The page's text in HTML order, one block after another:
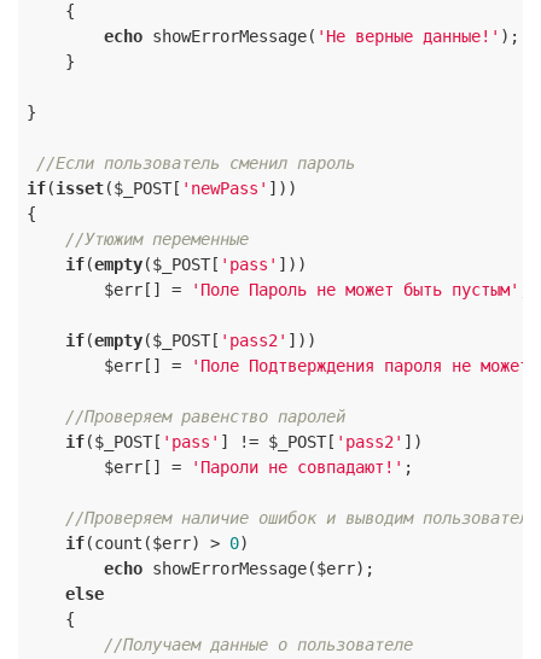
    {
echo showErrorMessage( 'Не верные данные!' );
    }
}
//Если пользователь сменил пароль
if(isset($_POST[ 'newPass' ]))
{
//Утюжим переменные
if(empty($_POST[ 'pass' ]))
        $err[] =
'Поле Пароль не может быть пустым'
if(empty($_POST[ 'pass2' ]))
        $err[] =
'Поле Подтверждения пароля не может
//Проверяем равенство паролей
if($_POST[ 'pass' ] != $_POST[ 'pass2' ])
        $err[] =
'Пароли не совпадают!' ;
//Проверяем наличие ошибок и выводим пользователю
if(count($err) > 0)
echo showErrorMessage($err);
else
    {
//Получаем данные о пользователе